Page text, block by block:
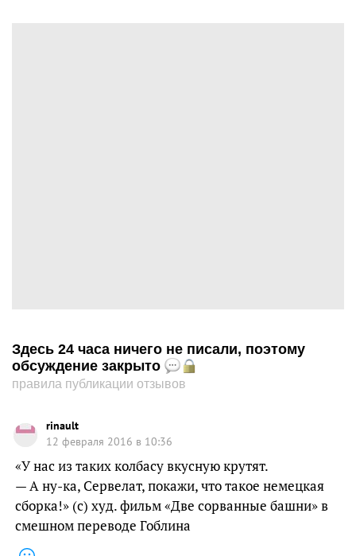
Здесь 24 часа ничего не писали, поэтому
обсуждение закрыто
правила публикации отзывов
rinault
12 февраля 2016 в 10:36
«У нас из таких колбасу вкусную крутят.
— А ну-ка, Сервелат, покажи, что такое немецкая
сборка!» (с) худ. фильм «Две сорванные башни» в
смешном переводе Гоблина